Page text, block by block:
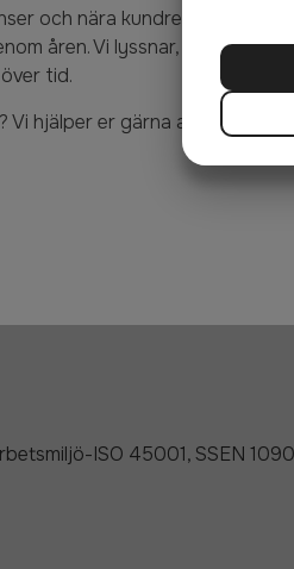
och nära kundrelationer har
åren. Vi lyssnar, anpassar
tid.
Vi hjälper er gärna att ta fram
ISO 45001, SSEN